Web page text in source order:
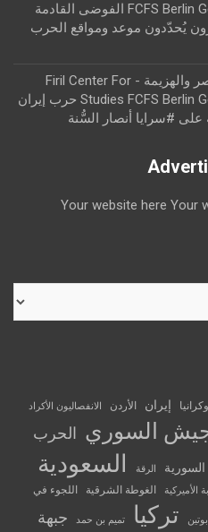
FCFS Berlin Germany Dr. Jameel M. Shaheen الفوضى القادمة
يُحدّدون موعد ومواقع الحرب
حرب إيران إسرائيل، بمقياس النصر والهزيمة - Firil Center For
Studies FCFS Berlin Germany Dr. Jameel M. Shaheen حرب إيران
على #سرايا أنصار السُّنة
Your website here Your
أوكرانيا إيران الأردن الانفصاليون الأكراد
السوري الحرب
السورية الرقة السعودية
الأميركية الغوطة الشرقية اللجوء في
بوتين تركيا تميم بن حمد جبهة